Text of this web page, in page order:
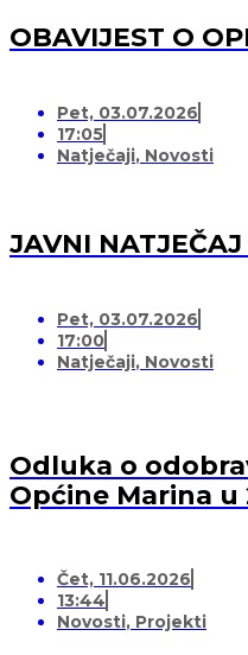
OBAVIJEST O
Pet, 03.07.2026
17:05
Natječaji, Novosti
JAVNI
Pet, 03.07.2026
17:00
Natječaji, Novosti
Odluka o
Općine Marina u
Čet, 11.06.2026
13:44
Novosti, Projekti